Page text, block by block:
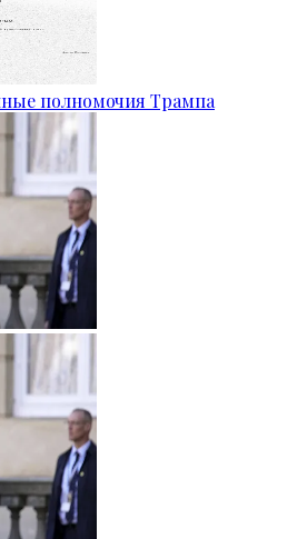
полномочия Трампа